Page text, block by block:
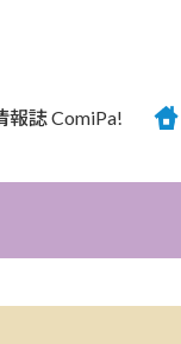
報誌 ComiPa!